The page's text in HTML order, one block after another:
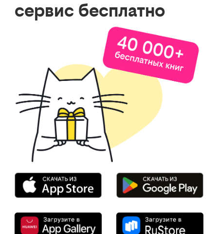
сервис бесплатно